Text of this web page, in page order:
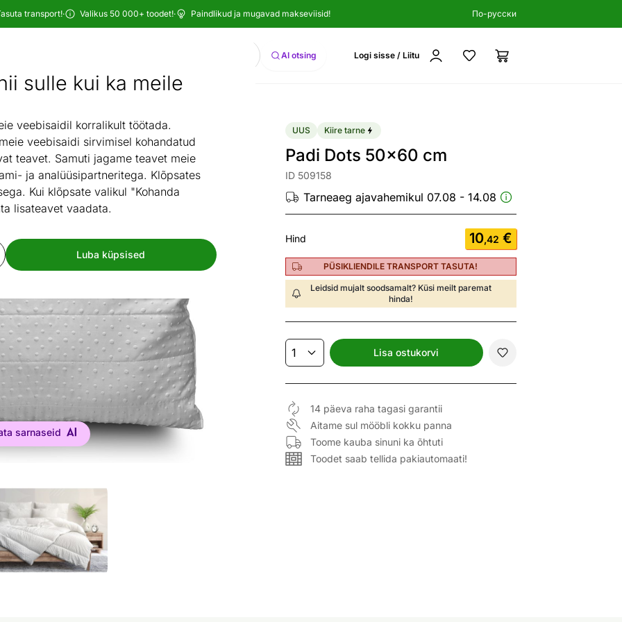
sulle kui ka meile
veebisaidil korralikult töötada.
veebisaidi sirvimisel kohandatud
teavet. Samuti jagame teavet meie
ja analüüsipartneritega. Klõpsates
Kui klõpsate valikul "Kohanda
lisateavet vaadata.
Luba küpsised
transport!· Valikus 50 000+ toodet!· Paindlikud ja mugavad makseviisid! По-русски
Otsi AI otsing Logi sisse / Liitu
sarnaseid
UUS Kiire tarne
Padi Dots 50x60 cm
ID 509158
Tarneaeg ajavahemikul 07.08 - 14.08
Hind 10,42 €
PÜSIKLIENDILE TRANSPORT TASUTA!
Leidsid mujalt soodsamalt? Küsi meilt paremat
hinda!
Lisa ostukorvi
14 päeva raha tagasi garantii
Aitame sul mööbli kokku panna
Toome kauba sinuni ka õhtuti
Toodet saab tellida pakiautomaati!